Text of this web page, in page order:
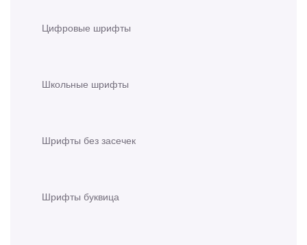
Цифровые шрифты
Школьные шрифты
Шрифты без засечек
Шрифты буквица